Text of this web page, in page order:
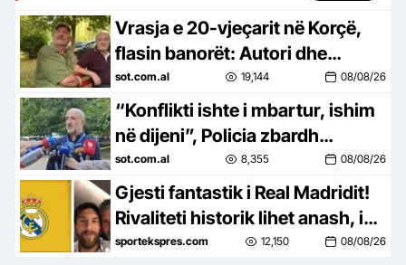
Vrasja e 20-vjeçarit në Korçë,
flasin banorët: Autori dhe
viktima s’janë të lagjes, nuk i
njohim
sot.com.al 19,144 08/08/26
“Konflikti ishte i mbartur, ishim
në dijeni”, Policia zbardh
dinamikën: Ja ku u pa autori për
herë të fundit
sot.com.al 8,355 08/08/26
Gjesti fantastik i Real Madridit!
Rivaliteti historik lihet anash, i
shkruajnë mesazhin Lionel
sportekspres.com 12,150 08/08/26